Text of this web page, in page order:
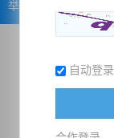
举报
自动登录